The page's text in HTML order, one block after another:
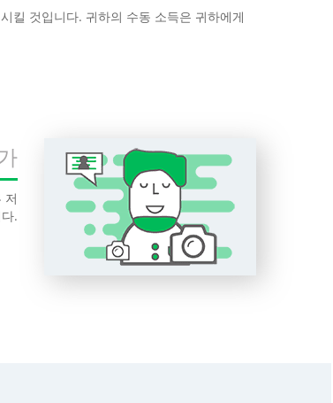
킬 것입니다. 귀하의 수동 소득은 귀하에게
저
.